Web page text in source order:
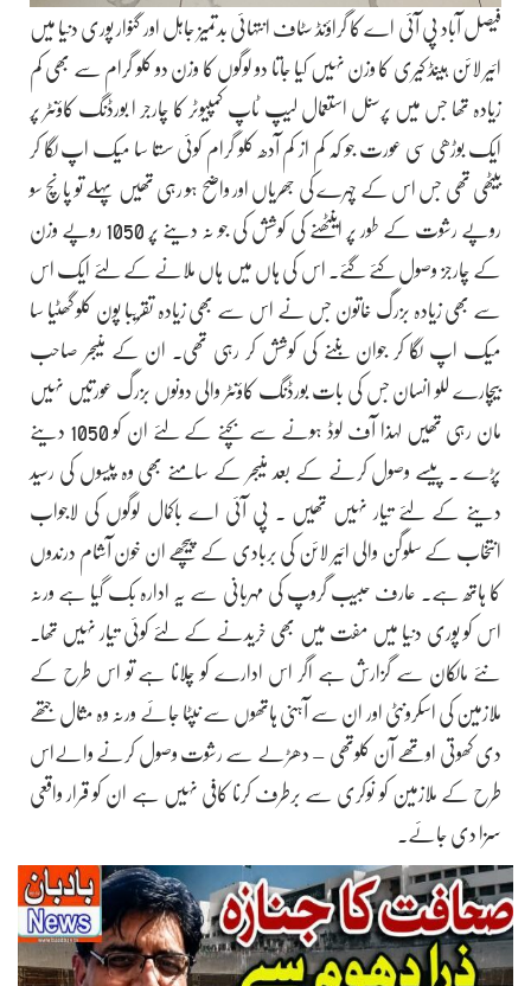
فیصل آباد پی آئی اے کا گراؤنڈ سٹاف انتہائی بدتمیز جاہل اور گنوار پوری دنیا میں
ائیر لائن ہینڈ کیری کا وزن نہیں کیا جاتا دو لوگوں کا وزن دو کلو گرام سے بھی کم
زیادہ تھا جس میں پرسنل استعمال لیپ ٹاپ کمپیوٹر کا چارجر ا بورڈنگ کاؤنٹر پر
ایک بوڑھی سی عورت جو کہ کم از کم آدھ کلو گرام کوئی سستا سا میک اپ لگا کر
بیٹھی تھی جس اس کے چہرے کی جھریاں اور واضح ہو رہی تھیں پہلے تو پانچ سو
روپے رشوت کے طور پر اینٹھنے کی کوشش کی جو نہ دینے پر 1050 روپے وزن
کے چارجز وصول کئے گئے۔ اس کی ہاں میں ہاں ملانے کے لئے ایک اس
سے بھی زیادہ بزرگ خاتون جس نے اس سے بھی زیادہ تقریبا پون کلو گھٹیا سا
میک اپ لگا کر جوان بننے کی کوشش کر رہی تھی۔ ان کے منیجر صاحب
بیچارے للو انسان جس کی بات بورڈنگ کاؤنٹر والی دونوں بزرگ عورتیں نہیں
مان رہی تھیں لہذا آف لوڈ ہونے سے بچنے کے لئے ان کو 1050 دینے
پڑے ۔ پیسے وصول کرنے کے بعد منیجر کے سامنے بھی وہ پیسوں کی رسید
دینے کے لئے تیار نہیں تھیں ۔ پی آئی اے باکمال لوگوں کی لاجواب
انتخاب کے سلوگن والی ائیر لائن کی بربادی کے پیچھے ان خون آشام درندوں
کا ہاتھ ہے۔ عارف حبیب گروپ کی مہربانی سے یہ ادارہ بک گیا ہے ورنہ
اس کو پوری دنیا میں مفت میں بھی خریدنے کے لئے کوئی تیار نہیں تھا۔
نئے مالکان سے گزارش ہے اگر اس ادارے کو چلانا ہے تو اس طرح کے
ملازمین کی اسکرونٹی اور ان سے آہنی ہاتھوں سے نپٹا جائے ورنہ وہ مثال جتھے
دی کھوتی اوتھے آن کلوتھی – دھڑلے سے رشوت وصول کرنے والےاس
طرح کے ملازمین کو نوکری سے برطرف کرنا کافی نہیں ہے ان کو قرار واقعی
سزا دی جائے۔